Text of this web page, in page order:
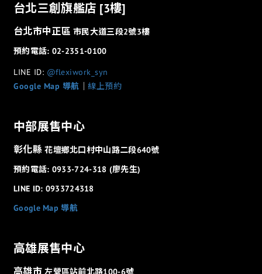
台北三創旗艦店 [3樓]
台北市中正區市民大道三段2號3樓
預約電話: 02-2351-0100
LINE ID: @flexiwork_syn
Google Map 導航
線上預約
中部展售中心
彰化縣花壇鄉北口村中山路二段640號
預約電話: 0933-724-318 (廖先生)
LINE ID: 0933724318
Google Map 導航
高雄展售中心
高雄市左營區站前北路100-6號